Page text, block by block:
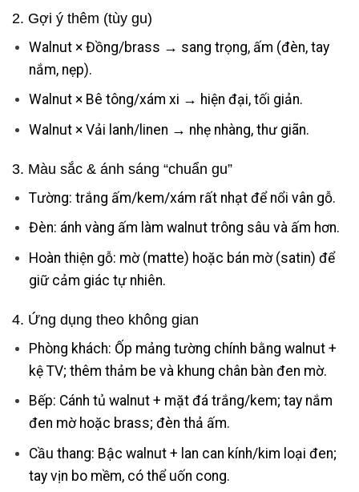
2. Gợi ý thêm (tùy gu)
Walnut × Đồng/brass → sang trọng, ấm (đèn, tay
nắm, nẹp).
Walnut × Bê tông/xám xi → hiện đại, tối giản.
Walnut × Vải lanh/linen → nhẹ nhàng, thư giãn.
3. Màu sắc & ánh sáng “chuẩn gu”
Tường: trắng ấm/kem/xám rất nhạt để nổi vân gỗ.
Đèn: ánh vàng ấm làm walnut trông sâu và ấm hơn.
Hoàn thiện gỗ: mờ (matte) hoặc bán mờ (satin) để
giữ cảm giác tự nhiên.
4. Ứng dụng theo không gian
Phòng khách: Ốp mảng tường chính bằng walnut +
kệ TV; thêm thảm be và khung chân bàn đen mờ.
Bếp: Cánh tủ walnut + mặt đá trắng/kem; tay nắm
đen mờ hoặc brass; đèn thả ấm.
Cầu thang: Bậc walnut + lan can kính/kim loại đen;
tay vịn bo mềm, có thể uốn cong.